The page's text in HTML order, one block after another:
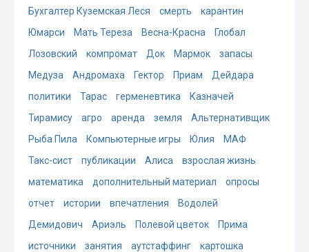
Бухгалтер Куземская Леся
смерть
карантин
Юмарси
Мать Тереза Весна-Красна
Глобал
Лозовский
компромат Док Мармок
запасы
Медуза
Андромаха Гектор Приам
Дейдара
политики
Тарас герменевтика
Казначей
Тирамису
агро аренда земля
Альтернативщик
Рыба Пила
Компьютерные игры Юлия
МАФ
Такс-сист
публикации Алиса
взрослая жизнь
математика
дополнительный материал
опросы
отчет
истории впечатления
Водолей
Демидович
Ариэль Полевой цветок
Прима
источники
занятия аутстаффинг
картошка